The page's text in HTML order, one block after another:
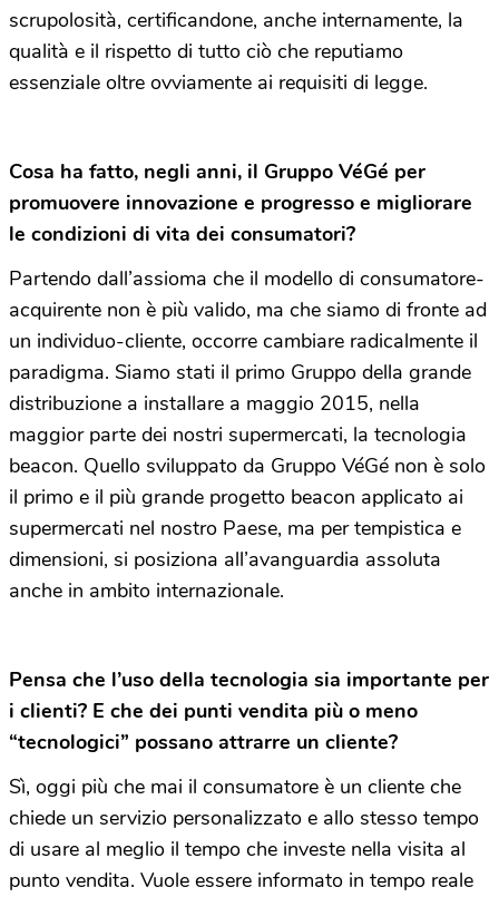
scrupolosità, certificandone, anche internamente, la
qualità e il rispetto di tutto ciò che reputiamo
essenziale oltre ovviamente ai requisiti di legge.
Cosa ha fatto, negli anni, il Gruppo VéGé per
promuovere innovazione e progresso e migliorare
le condizioni di vita dei consumatori?
Partendo dall’assioma che il modello di consumatore-
acquirente non è più valido, ma che siamo di fronte ad
un individuo-cliente, occorre cambiare radicalmente il
paradigma. Siamo stati il primo Gruppo della grande
distribuzione a installare a maggio 2015, nella
maggior parte dei nostri supermercati, la tecnologia
beacon. Quello sviluppato da Gruppo VéGé non è solo
il primo e il più grande progetto beacon applicato ai
supermercati nel nostro Paese, ma per tempistica e
dimensioni, si posiziona all’avanguardia assoluta
anche in ambito internazionale.
Pensa che l’uso della tecnologia sia importante per
i clienti? E che dei punti vendita più o meno
“tecnologici” possano attrarre un cliente?
Sì, oggi più che mai il consumatore è un cliente che
chiede un servizio personalizzato e allo stesso tempo
di usare al meglio il tempo che investe nella visita al
punto vendita. Vuole essere informato in tempo reale